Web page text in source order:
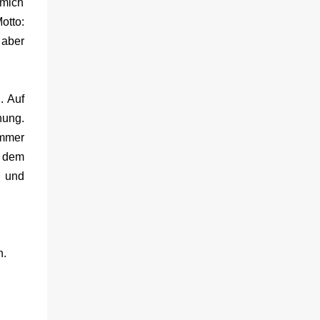
Auf
und